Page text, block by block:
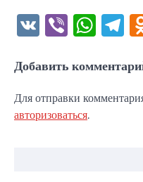
VK Viber
Добавить
Для отправки
авторизоваться.